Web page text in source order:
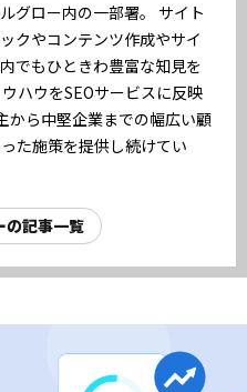
グロー内の一部署。 サイト
クやコンテンツ作成やサイ
でもひときわ豊富な知見を
ハウをSEOサービスに反映
から中堅企業までの幅広い顧
た施策を提供し続けてい
の記事一覧